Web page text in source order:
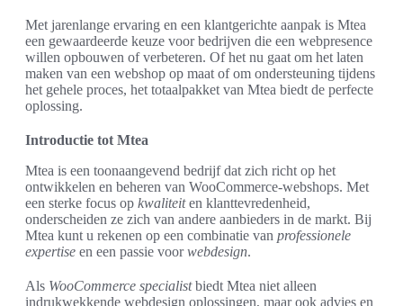
Met jarenlange ervaring en een klantgerichte aanpak is Mtea
een gewaardeerde keuze voor bedrijven die een webpresence
willen opbouwen of verbeteren. Of het nu gaat om het laten
maken van een webshop op maat of om ondersteuning tijdens
het gehele proces, het totaalpakket van Mtea biedt de perfecte
oplossing.
Introductie tot Mtea
Mtea is een toonaangevend bedrijf dat zich richt op het
ontwikkelen en beheren van WooCommerce-webshops. Met
een sterke focus op kwaliteiten klanttevredenheid,
onderscheiden ze zich van andere aanbieders in de markt. Bij
Mtea kunt u rekenen op een combinatie van professionele
expertise en een passie voorwebdesign.
Als WooCommerce specialistbiedt Mtea niet alleen
indrukwekkende webdesign oplossingen, maar ook advies en